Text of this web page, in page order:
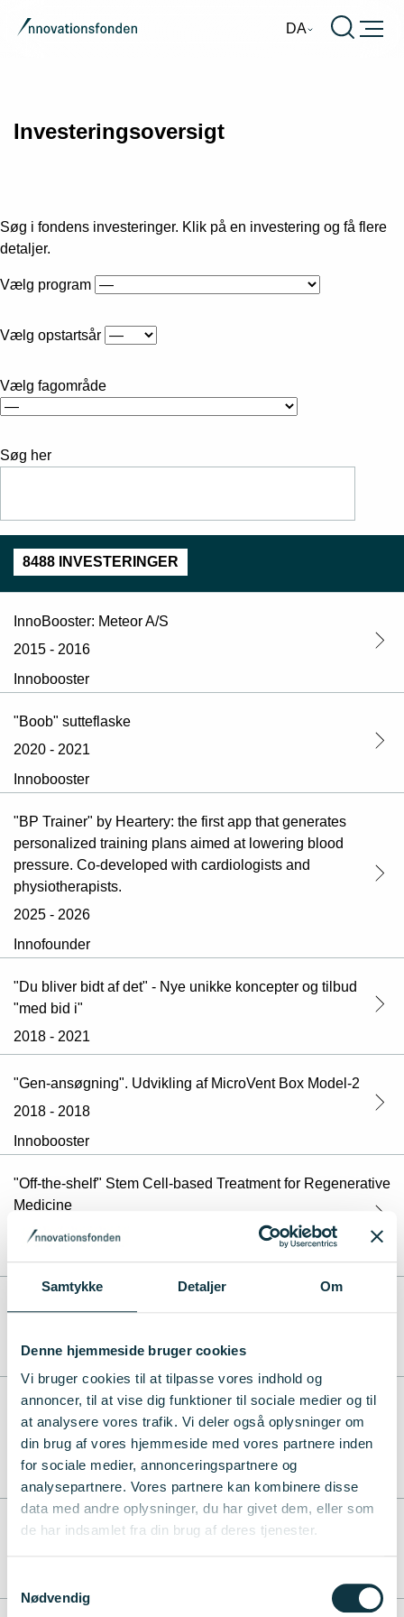
Samtykke Detaljer Om
Denne hjemmeside bruger cookies
Vi bruger cookies til at tilpasse vores indhold og
annoncer, til at vise dig funktioner til sociale medier og til
at analysere vores trafik. Vi deler også oplysninger om
din brug af vores hjemmeside med vores partnere inden
for sociale medier, annonceringspartnere og
analysepartnere. Vores partnere kan kombinere disse
data med andre oplysninger, du har givet dem, eller som
de har indsamlet fra din brug af deres tjenester.
Nødvendig
DA Burger
Investeringsoversigt
Søg i fondens investeringer. Klik på en investering og få flere
detaljer.
Vælg program
Vælg opstartsår
Vælg fagområde
Søg her
8488 INVESTERINGER
InnoBooster: Meteor A/S
2015 - 2016
Innobooster
"Boob" sutteflaske
2020 - 2021
Innobooster
"BP Trainer" by Heartery: the first app that generates
personalized training plans aimed at lowering blood
pressure. Co-developed with cardiologists and
physiotherapists.
2025 - 2026
Innofounder
"Du bliver bidt af det" - Nye unikke koncepter og tilbud
"med bid i"
2018 - 2021
"Gen-ansøgning". Udvikling af MicroVent Box Model-2
2018 - 2018
Innobooster
"Off-the-shelf" Stem Cell-based Treatment for Regenerative
Medicine
2021 - 2023
Innobooster
Innofounder
"The balloon-tipped catheter for continuous peripheral
nerve-block" Part two, the final clinical proof
2023 - 2023
Innoexplorer
"TrachOne": et alt-i-et trakeotomi apparat